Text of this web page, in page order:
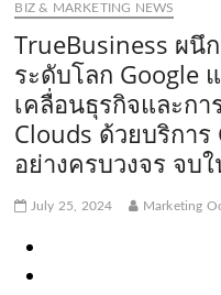
o
k
.
c
o
m
e
.
c
o
m
e
r
a
m
.
c
o
c
o
BIZ & MARKETING NEWS
TrueBusiness ผ
ระดับโลก Google แ
เคลื่อนธุรกิจและก
Clouds ด้วยบริการ
อย่างครบวงจร จบ
July 25, 2024 Marketing